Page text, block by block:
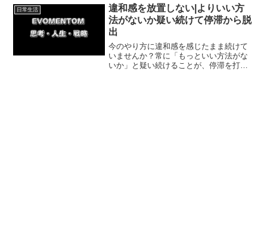
簡単な一歩を紹介します。まずは1つ実践
してみましょう！
日常生活
違和感を放置しない|よりいい方
法がないか疑い続けて停滞から脱
出
今のやり方に違和感を感じたまま続けて
いませんか？常に「もっといい方法がな
いか」と疑い続けることが、停滞を打破